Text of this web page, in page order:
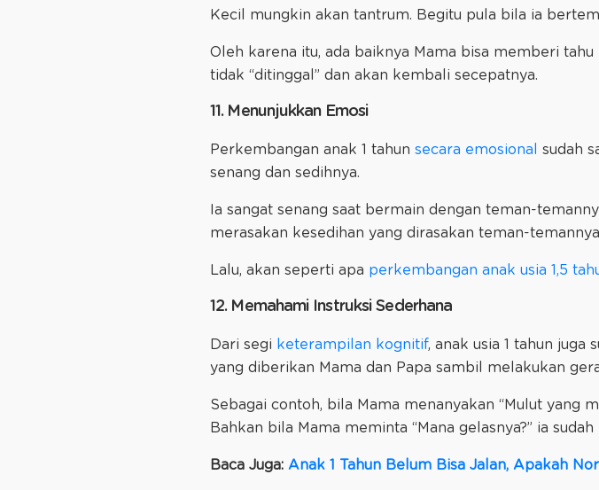
Kecil mungkin akan tantrum. Begitu pula bila ia
Oleh karena itu, ada baiknya Mama bisa memberi
tidak “ditinggal” dan akan kembali secepatnya.
11. Menunjukkan Emosi
Perkembangan anak 1 tahun secara emosional
sudah
senang dan sedihnya.
Ia sangat senang saat bermain dengan teman-
merasakan kesedihan yang dirasakan teman-
Lalu, akan seperti apa perkembangan anak usia 1,5
12. Memahami Instruksi Sederhana
Dari segi keterampilan kognitif, anak usia 1 tahun juga
yang diberikan Mama dan Papa sambil melakukan
Sebagai contoh, bila Mama menanyakan “Mulut yang
Bahkan bila Mama meminta “Mana gelasnya?” ia
Baca Juga: Anak 1 Tahun Belum Bisa Jalan, Apakah